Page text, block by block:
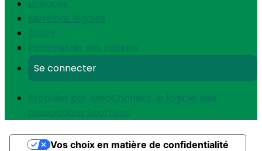
Licences
Mentions légales
CGUV
Paramétrer vos cookies
Se connecter
Propulsé par AssoConnect, le logiciel des
associations Sportives
Vos choix en matière de confidentialité